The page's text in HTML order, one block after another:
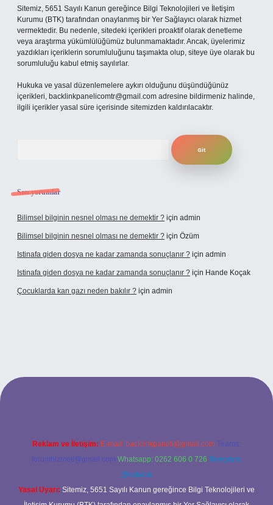
Sitemiz, 5651 Sayılı Kanun gereğince Bilgi Teknolojileri ve İletişim
Kurumu (BTK) tarafından onaylanmış bir Yer Sağlayıcı olarak hizmet
vermektedir. Bu nedenle, sitedeki içerikleri proaktif olarak denetleme
veya araştırma yükümlülüğümüz bulunmamaktadır. Ancak, üyelerimiz
yazdıkları içeriklerin sorumluluğunu taşımakta olup, siteye üye olarak bu
sorumluluğu kabul etmiş sayılırlar.
Hukuka ve yasal düzenlemelere aykırı olduğunu düşündüğünüz
içerikleri, backlinkpanelicomtr@gmail.com adresine bildirmeniz halinde,
ilgili içerikler yasal süre içerisinde sitemizden kaldırılacaktır.
Son yorumlar
Bilimsel bilginin nesnel olması ne demektir ? için admin
Bilimsel bilginin nesnel olması ne demektir ? için Özüm
Istinafa giden dosya ne kadar zamanda sonuçlanır ? için admin
Istinafa giden dosya ne kadar zamanda sonuçlanır ? için Hande Koçak
Çocuklarda kan gazı neden bakılır ? için admin
Reklam ve İletişim: E-mail: backlinkpaneli@gmail.com Teams:
forumhizmeti@gmail.com Whatsapp: 0262 606 0 726 Telegram:
@karabul
Yasal Uyarı: Sitemiz, 5651 Sayılı Kanun gereğince Bilgi Teknolojileri ve